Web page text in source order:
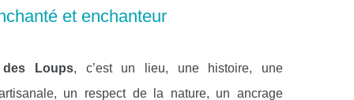
et enchanteur
Loups, c’est un lieu, une histoire, une
un respect de la nature, un ancrage